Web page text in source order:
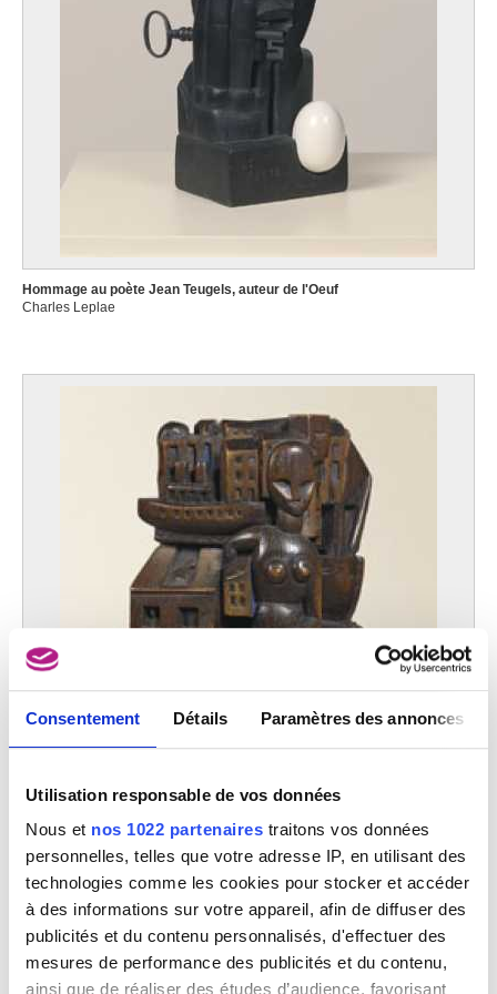
Consentement Détails Paramètres des annonces
Utilisation responsable de vos données
Nous et nos 1022 partenaires traitons vos données
personnelles, telles que votre adresse IP, en utilisant des
technologies comme les cookies pour stocker et accéder
à des informations sur votre appareil, afin de diffuser des
publicités et du contenu personnalisés, d'effectuer des
mesures de performance des publicités et du contenu,
ainsi que de réaliser des études d’audience, favorisant
Anvers 1680 - ? après 1731
Gand 1818 - 1894
Landry Abel [LOANed Artworks]
Gand 1922 - Heusden / Destelbergen 2024
Langaskens Maurice
Gand 1884 - Bruxelles 1946
1892 - Montdidier (France) 1918
Rotterdam (Pays-Bas) 1748 - 1805
Langlet Pierre
Bruxelles 1848 - ?
Lapicque Charles
Saint-André-de-Cubzac, Gironde (France) 1860 - Paris (France) 1912
Lardera Berto
La Spezia (Italie) 1911 - Paris (France) 1989
Larock Evert
Kapelle-op-den-Bos 1865 - 1901
Latinis Georges
Schaerbeek / Bruxelles 1885 - 1963
Hommage au poète Jean Teugels, auteur de l'Oeuf
Charles Leplae